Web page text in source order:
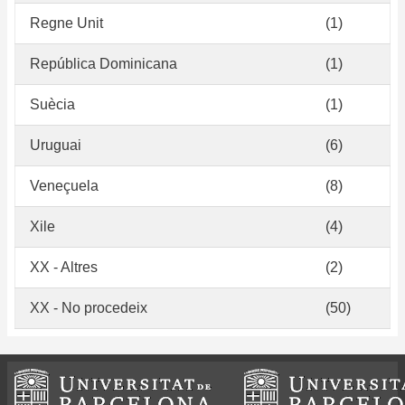
Regne Unit (1)
República Dominicana (1)
Suècia (1)
Uruguai (6)
Veneçuela (8)
Xile (4)
XX - Altres (2)
XX - No procedeix (50)